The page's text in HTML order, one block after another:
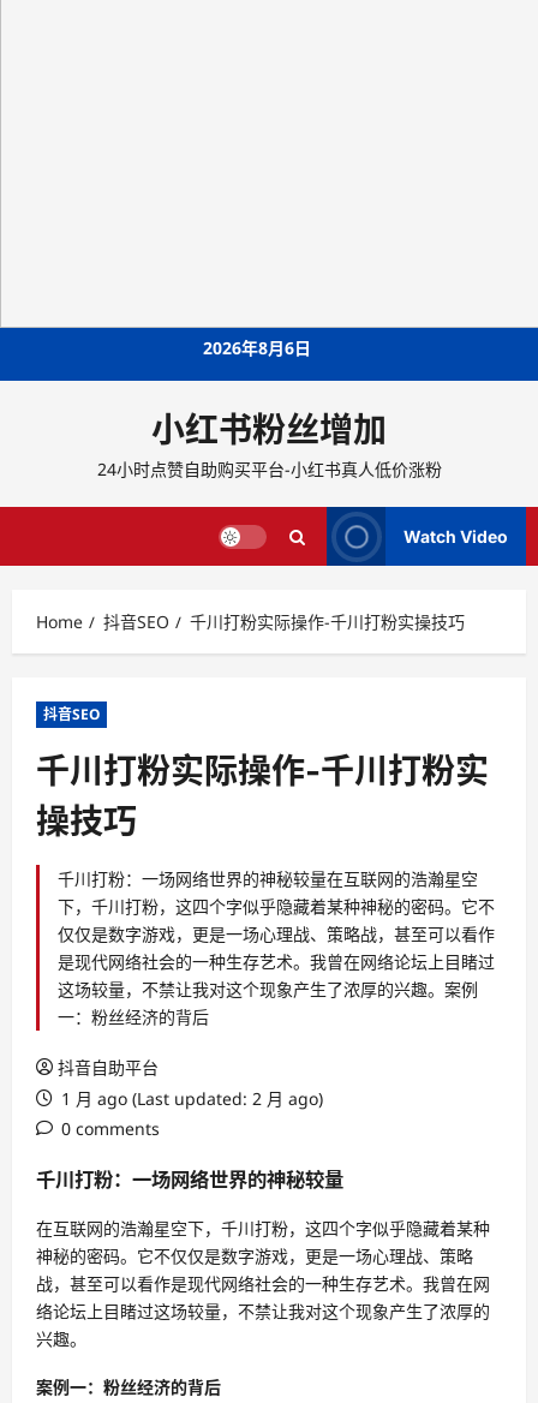
2026年8月6日
小红书粉丝增加
24小时点赞自助购买平台-小红书真人低价涨粉
Watch Video
Home 抖音SEO 千川打粉实际操作-千川打粉实操技巧
抖音SEO
千川打粉实际操作-千川打粉实
操技巧
千川打粉：一场网络世界的神秘较量在互联网的浩瀚星空
下，千川打粉，这四个字似乎隐藏着某种神秘的密码。它不
仅仅是数字游戏，更是一场心理战、策略战，甚至可以看作
是现代网络社会的一种生存艺术。我曾在网络论坛上目睹过
这场较量，不禁让我对这个现象产生了浓厚的兴趣。案例
一：粉丝经济的背后
抖音自助平台
1 月 ago (Last updated: 2 月 ago)
0 comments
千川打粉：一场网络世界的神秘较量
在互联网的浩瀚星空下，千川打粉，这四个字似乎隐藏着某种
神秘的密码。它不仅仅是数字游戏，更是一场心理战、策略
战，甚至可以看作是现代网络社会的一种生存艺术。我曾在网
络论坛上目睹过这场较量，不禁让我对这个现象产生了浓厚的
兴趣。
案例一：粉丝经济的背后